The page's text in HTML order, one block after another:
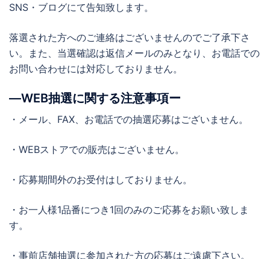
SNS・ブログにて告知致します。
落選された方へのご連絡はございませんのでご了承下さ
い。また、当選確認は返信メールのみとなり、お電話での
お問い合わせには対応しておりません。
―WEB抽選に関する注意事項ー
・メール、FAX、お電話での抽選応募はございません。
・WEBストアでの販売はございません。
・応募期間外のお受付はしておりません。
・お一人様1品番につき1回のみのご応募をお願い致しま
す。
・事前店舗抽選に参加された方の応募はご遠慮下さい。